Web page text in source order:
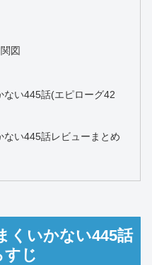
図
ない445話(エピローグ42
ない445話レビューまとめ
くいかない445話
すじ